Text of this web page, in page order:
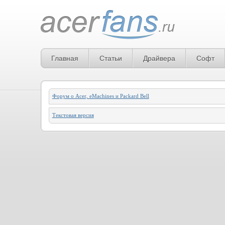
Главная Статьи Драйвера Софт
Форум о Acer, eMachines и Packard Bell
Текстовая версия